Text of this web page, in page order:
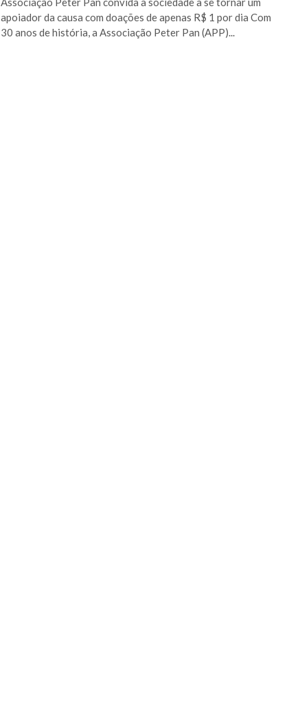
apoiador da causa com doações de apenas R$ 1 por dia Com
30 anos de história, a Associação Peter Pan (APP)...